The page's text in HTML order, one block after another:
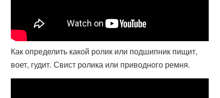
Как определить какой ролик или подшипник пищит,
воет, гудит. Свист ролика или приводного ремня.